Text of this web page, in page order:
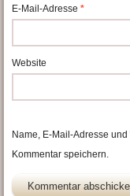
E-Mail-Adresse*
Website
Name, E-Mail-Adresse
Kommentar speichern.